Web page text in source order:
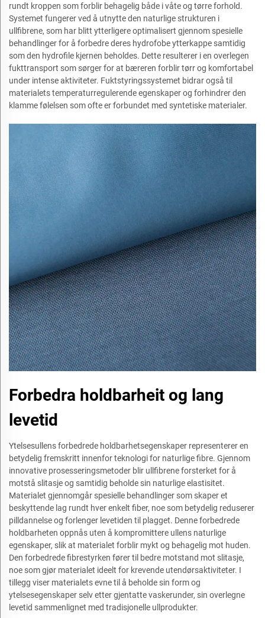
rundt kroppen som forblir behagelig både i våte og tørre forhold.
Systemet fungerer ved å utnytte den naturlige strukturen i
ullfibrene, som har blitt ytterligere optimalisert gjennom spesielle
behandlinger for å forbedre deres hydrofobe ytterkappe samtidig
som den hydrofile kjernen beholdes. Dette resulterer i en overlegen
fukttransport som sørger for at bæreren forblir tørr og komfortabel
under intense aktiviteter. Fuktstyringssystemet bidrar også til
materialets temperaturregulerende egenskaper og forhindrer den
klamme følelsen som ofte er forbundet med syntetiske materialer.
Forbedra holdbarheit og lang
levetid
Ytelsesullens forbedrede holdbarhetsegenskaper representerer en
betydelig fremskritt innenfor teknologi for naturlige fibre. Gjennom
innovative prosesseringsmetoder blir ullfibrene forsterket for å
motstå slitasje og samtidig beholde sin naturlige elastisitet.
Materialet gjennomgår spesielle behandlinger som skaper et
beskyttende lag rundt hver enkelt fiber, noe som betydelig reduserer
pilldannelse og forlenger levetiden til plagget. Denne forbedrede
holdbarheten oppnås uten å kompromittere ullens naturlige
egenskaper, slik at materialet forblir mykt og behagelig mot huden.
Den forbedrede fibrestyrken fører til bedre motstand mot slitasje,
noe som gjør materialet ideelt for krevende utendørsaktiviteter. I
tillegg viser materialets evne til å beholde sin form og
ytelsesegenskaper selv etter gjentatte vaskerunder, sin overlegne
levetid sammenlignet med tradisjonelle ullprodukter.